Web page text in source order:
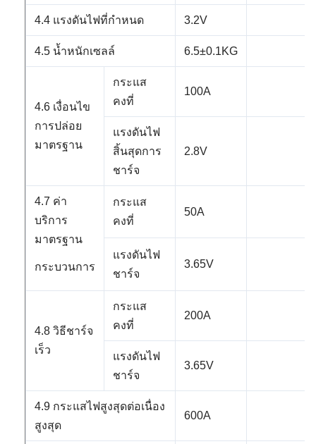
4.4 แรงดันไฟที่กำหนด 3.2V
4.5 น้ำหนักเซลล์ 6.5±0.1KG
4.6 เงื่อนไข
การปล่อย
มาตรฐาน
กระแส
คงที่
100A
แรงดันไฟ
สิ้นสุดการ
ชาร์จ
2.8V
4.7 ค่า
บริการ
มาตรฐาน
กระบวนการ
กระแส
คงที่
50A
แรงดันไฟ
ชาร์จ
3.65V
4.8 วิธีชาร์จ
เร็ว
กระแส
คงที่
200A
แรงดันไฟ
ชาร์จ
3.65V
4.9 กระแสไฟสูงสุดต่อเนื่อง
สูงสุด
600A